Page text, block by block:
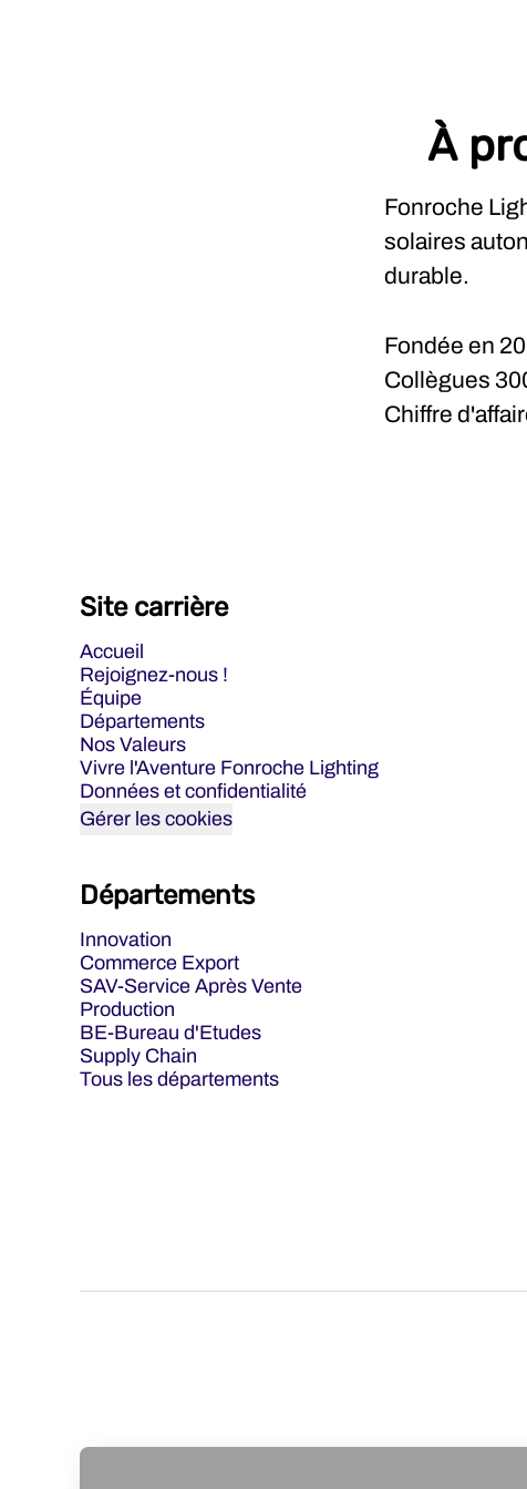
À
Fonroche
solaires
durable.
Fondée en
Collègues
Chiffre
Site carrière
Accueil
Rejoignez-nous !
Équipe
Départements
Nos Valeurs
Vivre l'Aventure Fonroche Lighting
Données et confidentialité
Gérer les cookies
Départements
Innovation
Commerce Export
SAV-Service Après Vente
Production
BE-Bureau d'Etudes
Supply Chain
Tous les départements